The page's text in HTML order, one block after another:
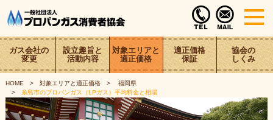
ガス会社の
変更
設立趣旨と
活動内容
対象エリアと
適正価格
適正価格
保証
協会の
しくみ
HOME 対象エリアと適正価格
福岡県
糸島市のプロパンガス（LPガス）平均料金と相場